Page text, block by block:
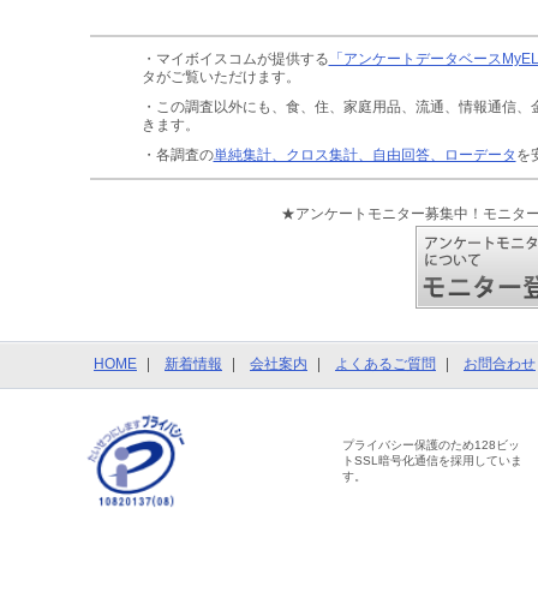
・マイボイスコムが提供する 「アンケートデータベース
タがご覧いただけます。
・この調査以外にも、食、住、家庭用品、流通、情報通信、
きます。
・各調査の単純集計、クロス集計、自由回答、ローデータ を
★アンケートモニター募集中！モニタ
HOME 新着情報 会社案内 よくあるご質問 お問合わせ
プライバシー保護のため128ビッ
トSSL暗号化通信を採用していま
す。